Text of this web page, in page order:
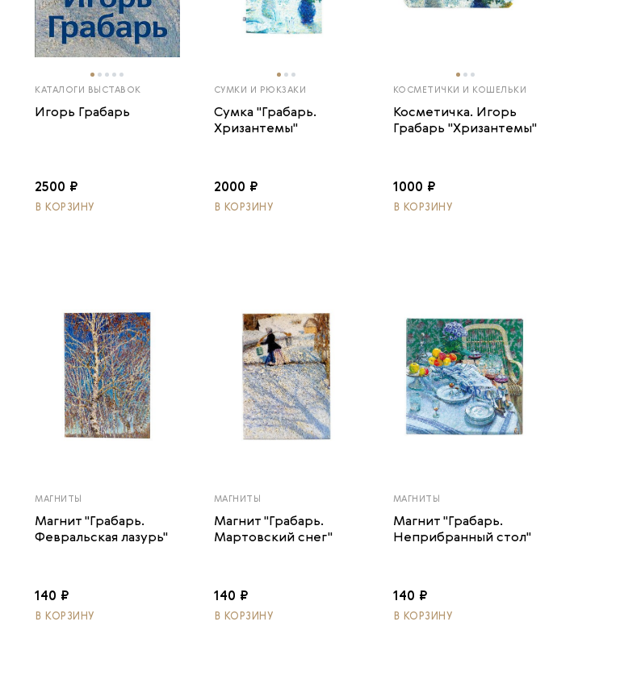
КАТАЛОГИ ВЫСТАВОК
Игорь Грабарь
2500 ₽
В КОРЗИНУ
СУМКИ И РЮКЗАКИ
Сумка "Грабарь.
Хризантемы"
2000 ₽
В КОРЗИНУ
КОСМЕТИЧКИ И КОШЕЛЬКИ
Косметичка. Игорь
Грабарь "Хризантемы"
1000 ₽
В КОРЗИНУ
МАГНИТЫ
Магнит "Грабарь.
Февральская лазурь"
140 ₽
В КОРЗИНУ
МАГНИТЫ
Магнит "Грабарь.
Мартовский снег"
140 ₽
В КОРЗИНУ
МАГНИТЫ
Магнит "Грабарь.
Неприбранный стол"
140 ₽
В КОРЗИНУ